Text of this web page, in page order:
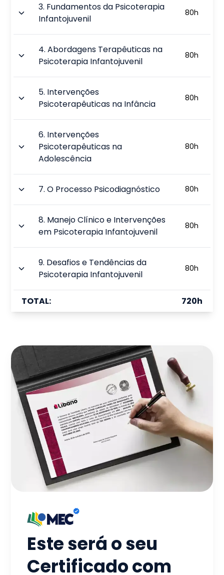
3. Fundamentos da Psicoterapia
Infantojuvenil
80h
4.Abordagens Terapêuticas na
Psicoterapia Infantojuvenil
80h
5. Intervenções
Psicoterapêuticas na Infância
80h
6. Intervenções
Psicoterapêuticas na
Adolescência
80h
7.O Processo Psicodiagnóstico 80h
8. Manejo Clínico e Intervenções
em Psicoterapia Infantojuvenil
80h
9. Desafios e Tendências da
Psicoterapia Infantojuvenil
80h
TOTAL: 720h
Este será o seu
Certificado com